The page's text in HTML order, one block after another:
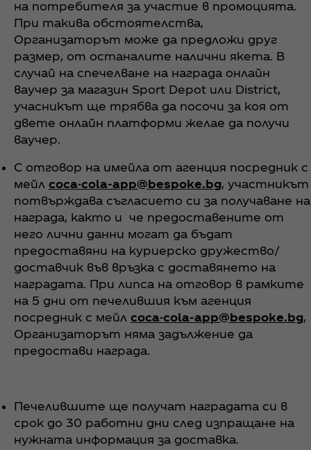
на потребителя за участие в промоцията.
При такива обстоятелства,
Организаторът може да предложи друг
размер, от останалите налични якета. В
случай на спечелване на награда онлайн
ваучер за магазин Sport Depot или District,
учасникът ще трябва да посочи за коя от
двете онлайн платформи желае да получи
ваучер.
С отговор на имейла от агенция посредник с
мейл coca-cola-app@bespoke.bg, участникът
потвърждава съгласието си за получаване на
награда, както и че предоставените от
него лични данни могат да бъдат
предоставяни на куриерско дружество/
доставчик във връзка с доставянето на
наградата. При липса на отговор в рамките
на 5 дни от печелившия към агенция
посредник с мейл coca-cola-app@bespoke.bg,
Организаторът няма задължение да
предостави награда.
Печелившите ще получат наградата си в
срок до 30 работни дни след изпращане на
нужната информация за доставка.